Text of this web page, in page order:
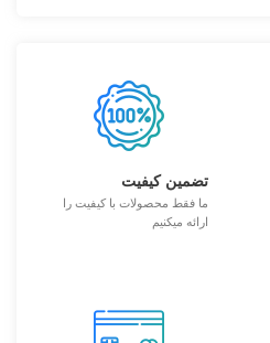
تضمین کیفیت
ما فقط محصولات با کیفیت را
ارائه میکنیم